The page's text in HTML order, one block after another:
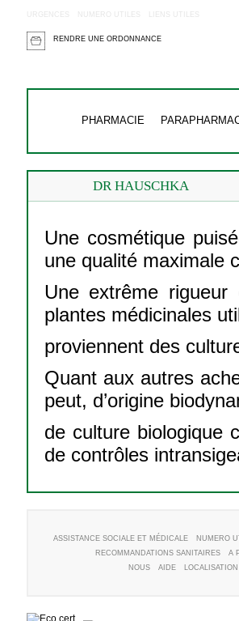
URGENCES NUMERO UTILES LIENS UTILES
RENDRE UNE ORDONNANCE
PHARMACIE
DR HAUSCHKA
Une cosmétique
une qualité maximale
Une extrême
plantes médicinales
proviennent des
Quant aux autres
peut, d’origine
de culture biologique
de contrôles
ASSISTANCE SOCIALE ET MÉDICALE NUMERO
RECOMMANDATIONS SANITAIRES
A
NOUS
AIDE LOCALISATION